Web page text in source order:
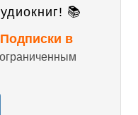
📚
в